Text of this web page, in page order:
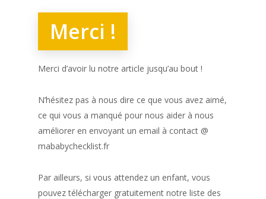
Merci !
Merci d’avoir lu notre article jusqu’au bout !
N’hésitez pas à nous dire ce que vous avez aimé,
ce qui vous a manqué pour nous aider à nous
améliorer en envoyant un email à contact @
mababychecklist.fr
Par ailleurs, si vous attendez un enfant, vous
pouvez télécharger gratuitement notre liste des